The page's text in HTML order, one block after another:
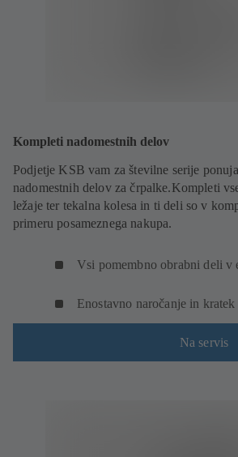
Kompleti nadomestnih delov
Podjetje KSB vam za številne serije
nadomestnih delov za črpalke.Kompleti
ležaje ter tekalna kolesa in ti deli so v
primeru posameznega nakupa.
Vsi pomembno obrabni deli v
Enostavno naročanje in
Na servis